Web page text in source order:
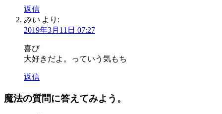
返信
みい より:
2019年3月11日 07:27
喜び
大好きだよ。っていう気もち
返信
魔法の質問に答えてみよう。